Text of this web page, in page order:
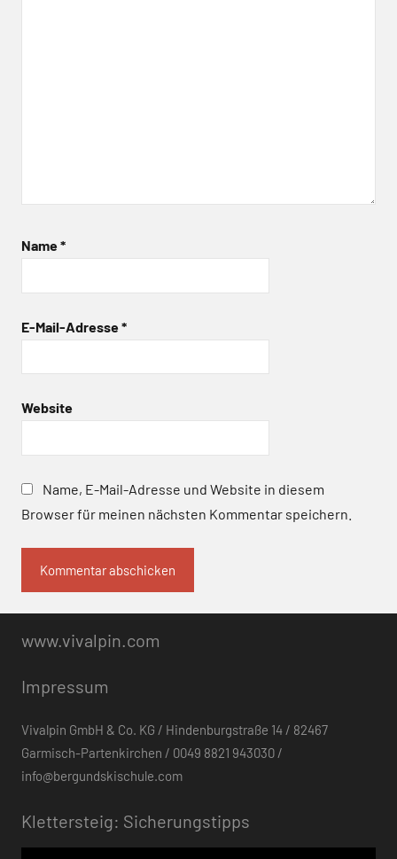
Name*
E-Mail-Adresse*
Website
Name, E-Mail-Adresse und Website in diesem
Browser für meinen nächsten Kommentar speichern.
www.vivalpin.com
Impressum
Vivalpin GmbH & Co. KG / Hindenburgstraße 14 / 82467
Garmisch-Partenkirchen / 0049 8821 943030 /
info@bergundskischule.com
Klettersteig: Sicherungstipps